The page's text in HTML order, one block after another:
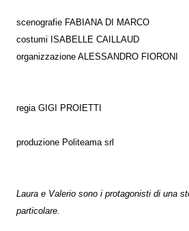
scenografie FABIANA DI MARCO
costumi ISABELLE CAILLAUD
organizzazione ALESSANDRO FIORONI
regia GIGI PROIETTI
produzione Politeama srl
Laura e Valerio sono i protagonisti di una
particolare.